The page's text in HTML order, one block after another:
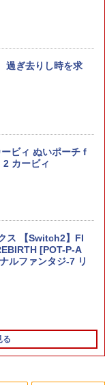
過ぎ去りし時を求
ビィ ぬいポーチ f
カービィ
ス 【Switch2】FI
[POT-P-A
ルファンタジ-7 リ
る